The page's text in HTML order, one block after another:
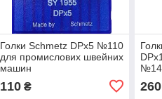
Голки Schmetz DPx5 №110
для промислових швейних
машин
110₴ 260